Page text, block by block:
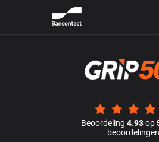
Beoordeling 4.93op
beoordelingen